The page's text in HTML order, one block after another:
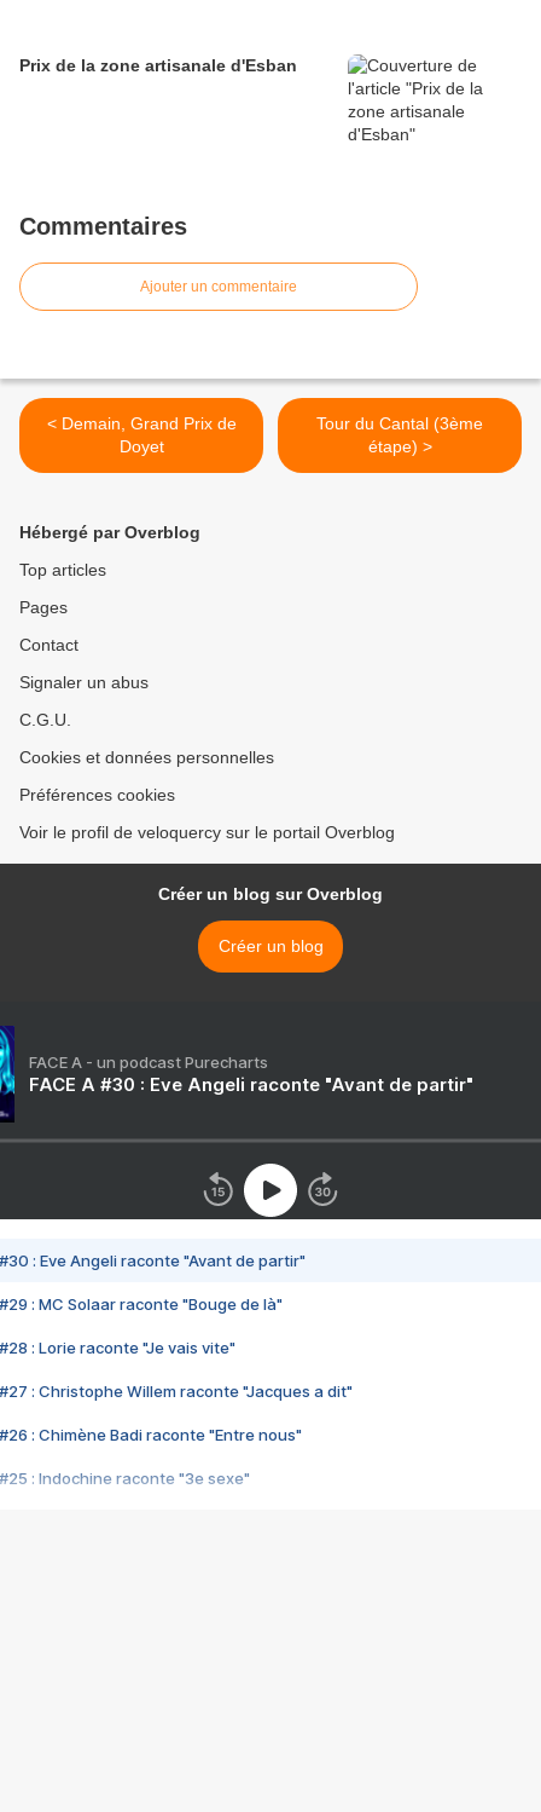
Prix de la zone artisanale d'Esban
Commentaires
Ajouter un commentaire
< Demain, Grand Prix de
Doyet
Tour du Cantal (3ème
étape) >
Hébergé par Overblog
Top articles
Pages
Contact
Signaler un abus
C.G.U.
Cookies et données personnelles
Préférences cookies
Voir le profil de veloquercy sur le portail Overblog
Créer un blog sur Overblog
Créer un blog
FACE A - un podcast Purecharts
FACE A #30 : Eve Angeli raconte "Avant de partir"
#30 : Eve Angeli raconte "Avant de partir"
#29 : MC Solaar raconte "Bouge de là"
#28 : Lorie raconte "Je vais vite"
#27 : Christophe Willem raconte "Jacques a dit"
#26 : Chimène Badi raconte "Entre nous"
#25 : Indochine raconte "3e sexe"